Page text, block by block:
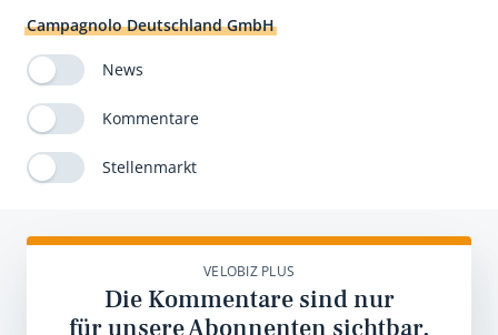
Campagnolo Deutschland GmbH
News
Kommentare
Stellenmarkt
VELOBIZ PLUS
Die Kommentare sind nur
für unsere Abonnenten sichtbar.